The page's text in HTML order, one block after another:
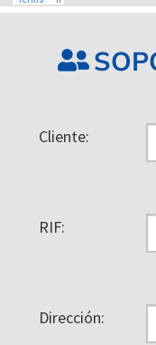
Cliente:
RIF:
Dirección: